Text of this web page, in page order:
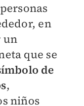
en
un
que se
de
,
niños